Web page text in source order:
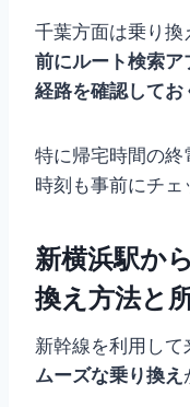
千葉方面は乗り換
前にルート検索
経路を確認してお
特に帰宅時間の
時刻も事前にチェ
新横浜駅か
換え方法と
新幹線を利用して
ムーズな乗り換え